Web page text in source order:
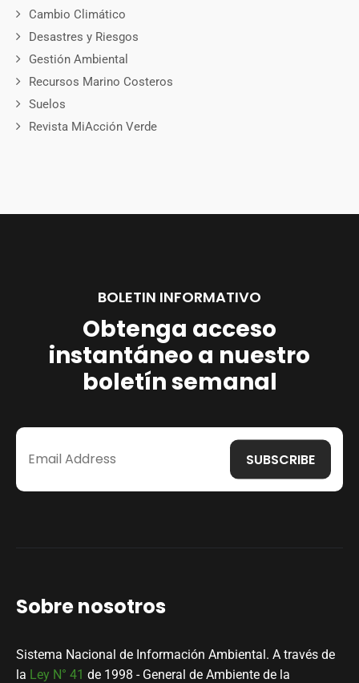
Cambio Climático
Desastres y Riesgos
Gestión Ambiental
Recursos Marino Costeros
Suelos
Revista MiAcción Verde
BOLETIN INFORMATIVO
Obtenga acceso
instantáneo a nuestro
boletín semanal
Sobre nosotros
Sistema Nacional de Información Ambiental. A través de
la Ley N° 41 de 1998 - General de Ambiente de la